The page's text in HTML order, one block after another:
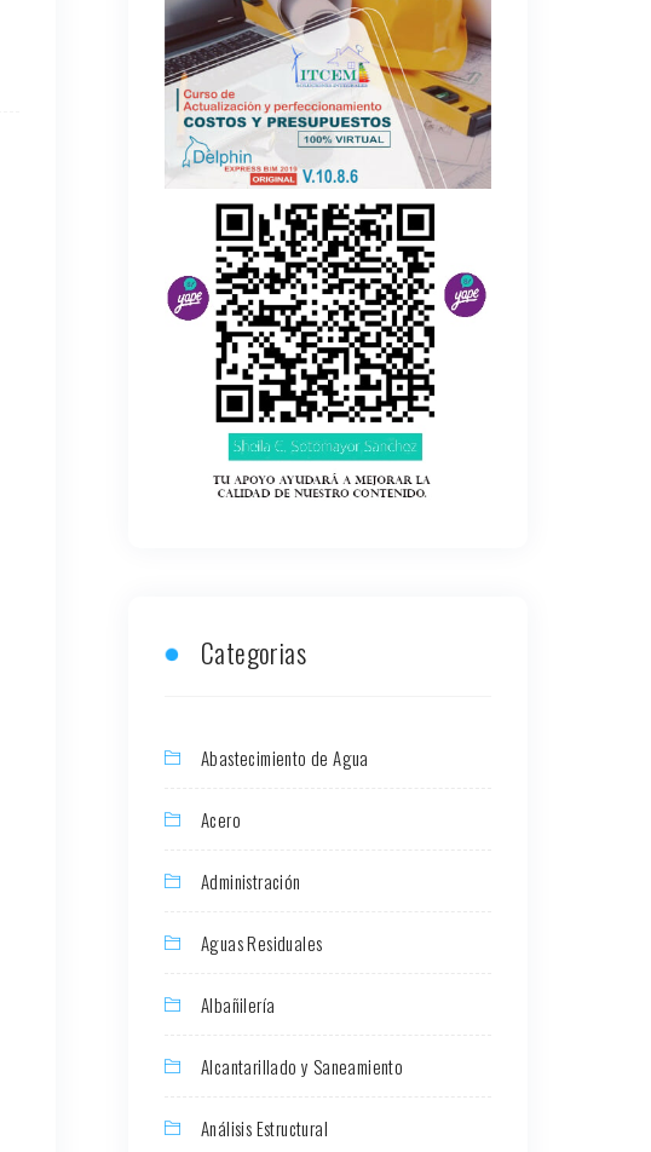
Categorias
Abastecimiento de Agua
Acero
Administración
Aguas Residuales
Albañilería
Alcantarillado y Saneamiento
Análisis Estructural